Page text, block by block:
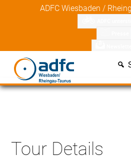
ADFC Wiesbaden /
Tour Details